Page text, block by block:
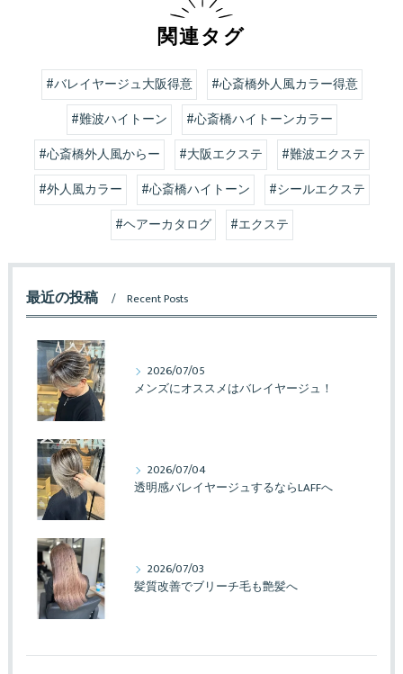
関連タグ
#バレイヤージュ大阪得意
#心斎橋外人風カラー得意
#難波ハイトーン
#心斎橋ハイトーンカラー
#心斎橋外人風からー
#大阪エクステ
#難波エクステ
#外人風カラー
#心斎橋ハイトーン
#シールエクステ
#ヘアーカタログ
#エクステ
最近の投稿 Recent Posts
2026/07/05
メンズにオススメはバレイヤージュ！
2026/07/04
透明感バレイヤージュするならLAFFへ
2026/07/03
髪質改善でブリーチ毛も艶髪へ